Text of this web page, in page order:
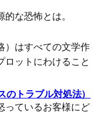
な恐怖とは。
）はすべての文学作
ロットにわけること
トラブル対処法）
っているお客様にど